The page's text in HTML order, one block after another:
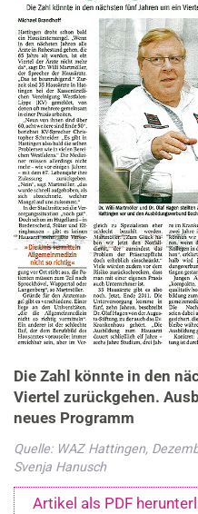
Die Zahl könnte in den
Viertel zurückgehen.
neues Programm
Quelle: WAZ Hattingen,
Svenja Hanusch
Artikel als PDF